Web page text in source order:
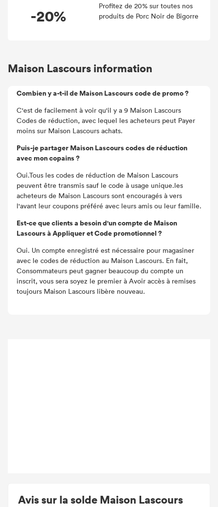
Avis sur la solde Maison Lascours
-20%
Profitez de 20% sur toutes nos
produits de Porc Noir de Bigorre
Maison Lascours information
Combien y a-t-il de Maison Lascours code de promo ?
C'est de facilement à voir qu'il y a 9 Maison Lascours
Codes de réduction, avec lequel les acheteurs peut Payer
moins sur Maison Lascours achats.
Puis-je partager Maison Lascours codes de réduction
avec mon copains ?
Oui.Tous les codes de réduction de Maison Lascours
peuvent être transmis sauf le code à usage unique.les
acheteurs de Maison Lascours sont encouragés à vers
l'avant leur coupons préféré avec leurs amis ou leur famille.
Est-ce que clients a besoin d'un compte de Maison
Lascours à Appliquer et Code promotionnel ?
Oui. Un compte enregistré est nécessaire pour magasiner
avec le codes de réduction au Maison Lascours. En fait,
Consommateurs peut gagner beaucoup du compte un
inscrit, vous sera soyez le premier à Avoir accès à remises
toujours Maison Lascours libère nouveau.